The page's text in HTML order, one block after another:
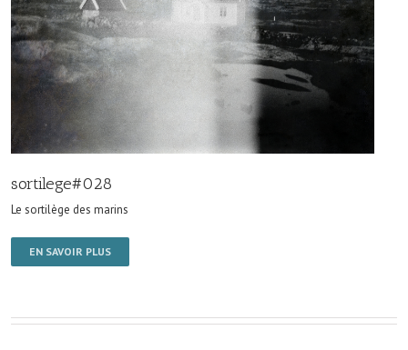
sortilege#028
Le sortilège des marins
EN SAVOIR PLUS